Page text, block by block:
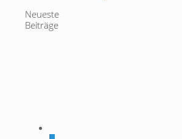
Neueste
Beiträge